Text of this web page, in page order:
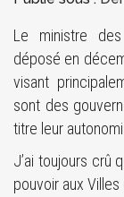
Le ministre
déposé en
visant
sont des
titre leur
J’ai toujours crû
pouvoir aux